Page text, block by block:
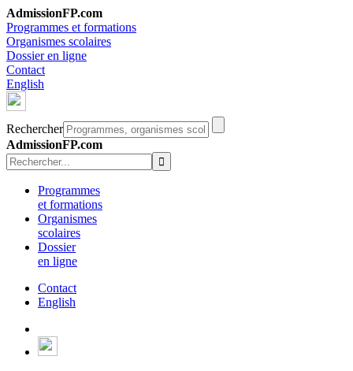
AdmissionFP.com
Programmes et formations
Organismes scolaires
Dossier en ligne
Contact
English
Rechercher
AdmissionFP.com
Programmes
et formations
Organismes
scolaires
Dossier
en ligne
Contact
English